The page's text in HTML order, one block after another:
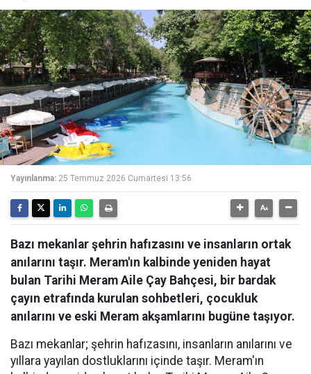
Yayınlanma: 25 Temmuz 2026 Cumartesi 13:56
Bazı mekanlar şehrin hafızasını ve insanların ortak
anılarını taşır. Meram'ın kalbinde yeniden hayat
bulan Tarihi Meram Aile Çay Bahçesi, bir bardak
çayın etrafında kurulan sohbetleri, çocukluk
anılarını ve eski Meram akşamlarını bugüne taşıyor.
Bazı mekanlar; şehrin hafızasını, insanların anılarını ve
yıllara yayılan dostluklarını içinde taşır. Meram'ın